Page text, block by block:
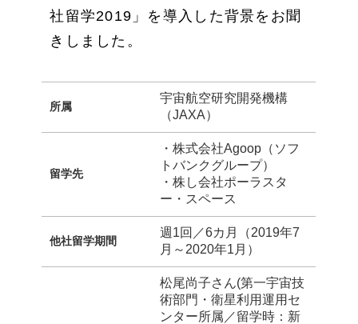
社留学2019」を導入した背景をお聞
きしました。
所属
宇宙航空研究開発機構
（JAXA）
留学先
・株式会社Agoop（ソフ
トバンクグループ）
・株し会社ポーラスタ
ー・スペース
他社留学期間
週1回／6カ月（2019年7
月～2020年1月）
松尾尚子さん(第一宇宙技
術部門・衛星利用運用セ
ンター所属／留学時：新